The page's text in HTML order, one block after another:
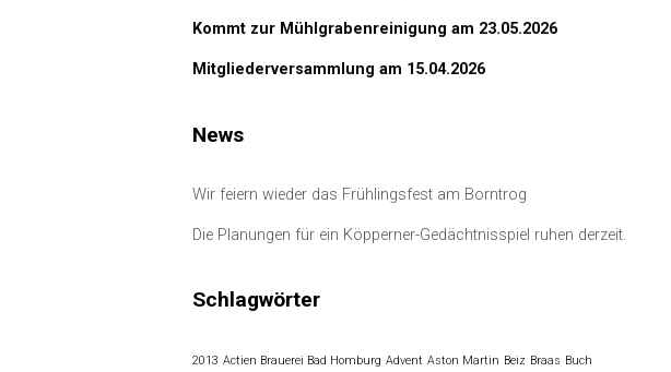
Kommt zur Mühlgrabenreinigung am 23.05.2026
Mitgliederversammlung am 15.04.2026
News
Wir feiern wieder das Frühlingsfest am Borntrog
Die Planungen für ein Köpperner-Gedächtnisspiel ruhen derzeit.
Schlagwörter
2013 Actien Brauerei Bad Homburg Advent Aston Martin Beiz Braas Buch